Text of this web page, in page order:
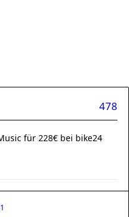
478
für 228€ bei bike24